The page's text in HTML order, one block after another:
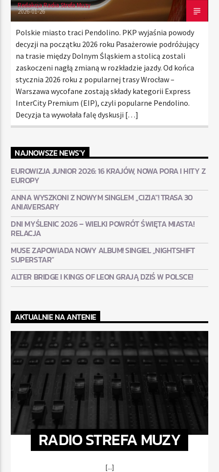
Redakcja Radia Strefa Muzy
2026-01-26
Polskie miasto traci Pendolino. PKP wyjaśnia powody
decyzji na początku 2026 roku Pasażerowie podróżujący
na trasie między Dolnym Śląskiem a stolicą zostali
zaskoczeni nagłą zmianą w rozkładzie jazdy. Od końca
stycznia 2026 roku z popularnej trasy Wrocław –
Warszawa wycofane zostają składy kategorii Express
InterCity Premium (EIP), czyli popularne Pendolino.
Decyzja ta wywołała falę dyskusji […]
NAJNOWSZE NEWS'Y
EUROWIZJA JUNIOR 2026: 16 KRAJÓW, NOWA PORA I HITY Z
EUROPY
ANNA WYSZKONI Z NOWYM SINGLEM „CIZIA”! TRASA 30
ANIAVERSARY
DNI MYŚLENIC 2026 – WIELKI POWRÓT ŚWIĘTA MIASTA!
RELACJA
MUSE ZAPOWIADA NOWY ALBUM! SINGIEL „NIGHTSHIFT
SUPERSTAR”
ALTER BRIDGE I KINGS OF LEON GRAJĄ DZIŚ W POLSCE!
AKTUALNIE NA ANTENIE
RADIO STREFA MUZY
[...]